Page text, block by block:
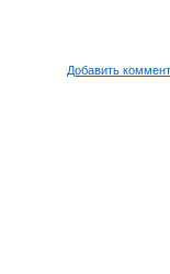
Добавить